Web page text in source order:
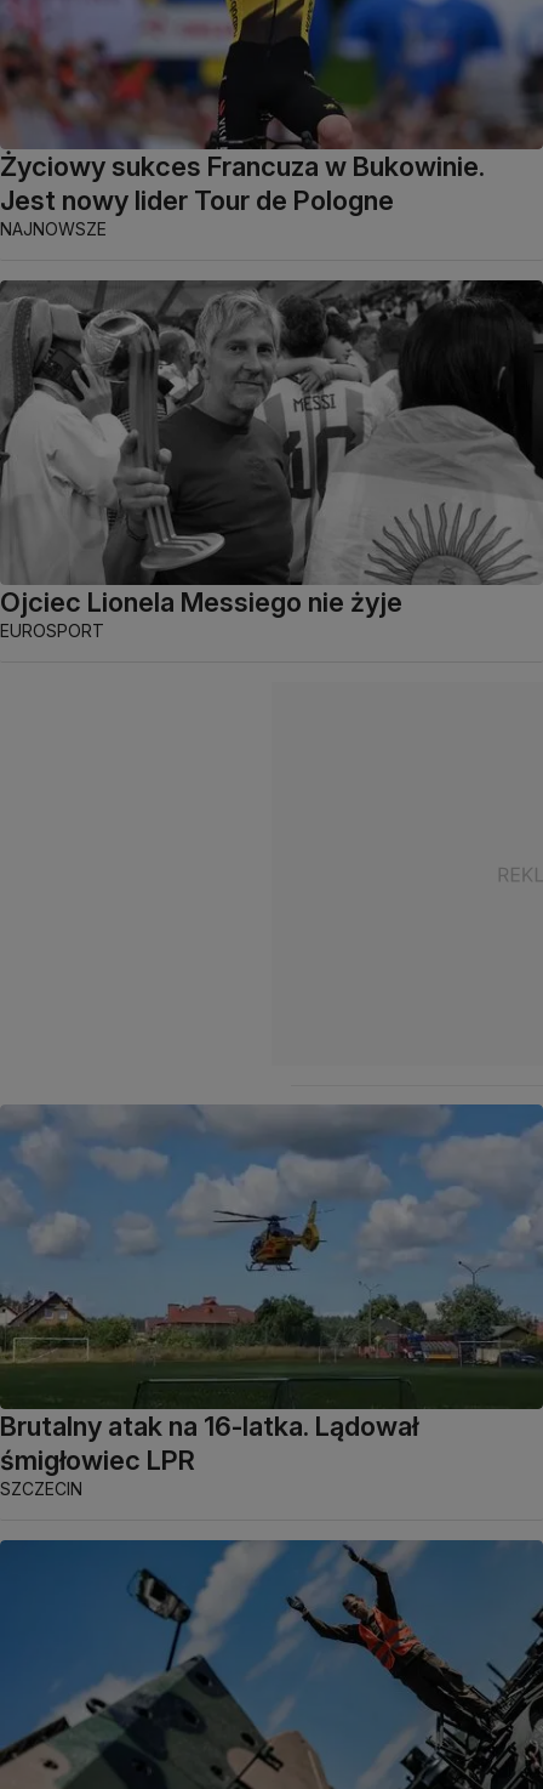
Życiowy sukces Francuza w Bukowinie.
Jest nowy lider Tour de Pologne
NAJNOWSZE
Ojciec Lionela Messiego nie żyje
EUROSPORT
Brutalny atak na 16-latka. Lądował
śmigłowiec LPR
SZCZECIN